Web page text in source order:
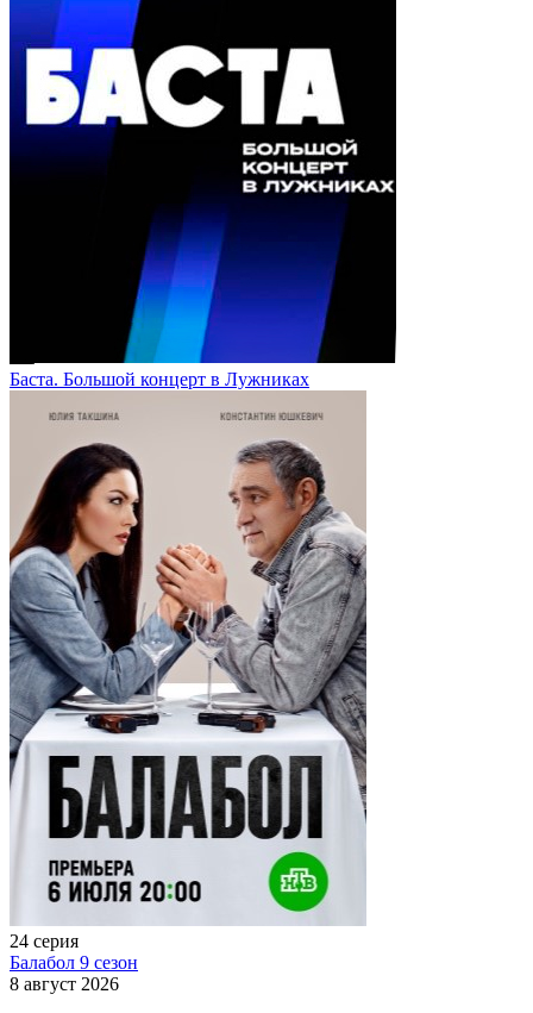
Баста. Большой концерт в Лужниках
24 серия
Балабол 9 сезон
8 август 2026